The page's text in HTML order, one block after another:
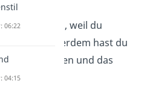
), weil du
wurdest. Außerdem hast du
nur übergeben und das
06:22
04:15